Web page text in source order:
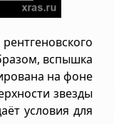
вспышка
на фоне
звезды
условия для